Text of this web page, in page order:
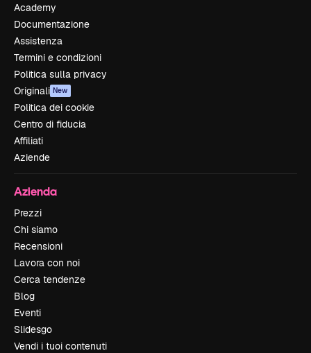
Academy
Documentazione
Assistenza
Termini e condizioni
Politica sulla privacy
Originali New
Politica dei cookie
Centro di fiducia
Affiliati
Aziende
Azienda
Prezzi
Chi siamo
Recensioni
Lavora con noi
Cerca tendenze
Blog
Eventi
Slidesgo
Vendi i tuoi contenuti